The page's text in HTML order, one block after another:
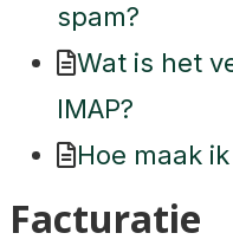
spam?
Wat is het
IMAP?
Hoe maak
Facturatie